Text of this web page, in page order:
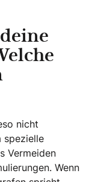
nicht
spezielle
Vermeiden
Wenn